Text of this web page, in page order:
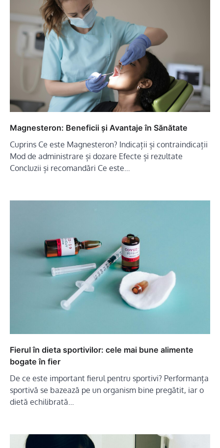
Magnesteron: Beneficii și Avantaje în Sănătate
Cuprins Ce este Magnesteron? Indicații și contraindicații
Mod de administrare și dozare Efecte și rezultate
Concluzii și recomandări Ce este…
Fierul în dieta sportivilor: cele mai bune alimente
bogate în fier
De ce este important fierul pentru sportivi? Performanța
sportivă se bazează pe un organism bine pregătit, iar o
dietă echilibrată…